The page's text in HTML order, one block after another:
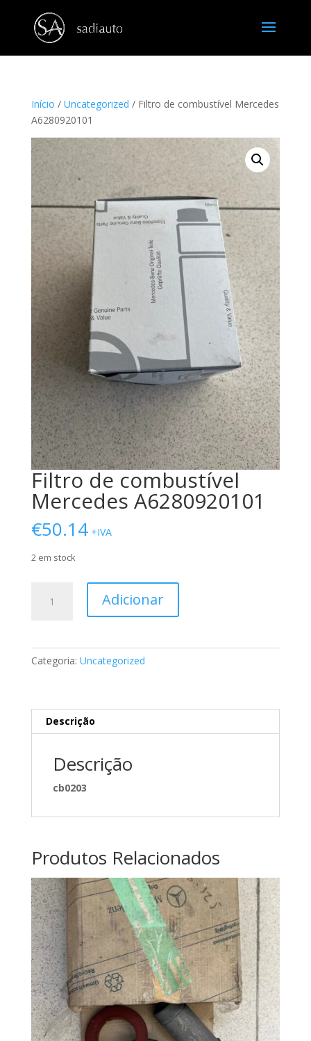
Início / Uncategorized / Filtro de combustível Mercedes
A6280920101
Filtro de combustível
Mercedes A6280920101
€50.14 +IVA
2 em stock
Mercedes
Adicionar
Categoria: Uncategorized
Descrição
Descrição
cb0203
Produtos Relacionados